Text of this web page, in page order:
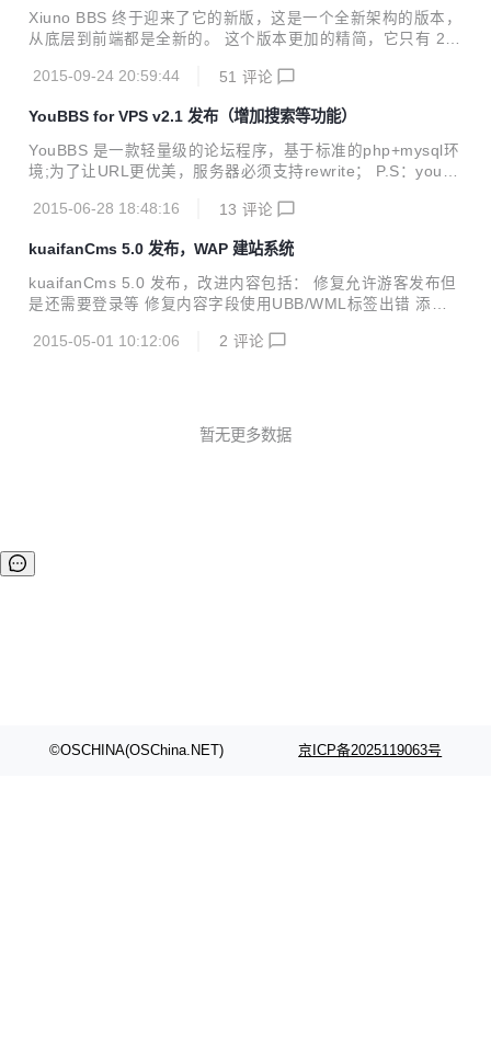
细节处理得也较好。它和之前推荐过的 Elementary OS 一
样，均是基于 Ubuntu 修改而来的，因此安全性、稳定性、兼
nux，那么梨子值得一试…… 「2...
Xiuno BBS 终于迎来了它的新版，这是一个全新架构的版本，
从底层到前端都是全新的。 这个版本更加的精简，它只有 20
级别，在有 APC、XCache 的环境下可以跑到 0.00x 秒，对
认为它就像一辆纯手工打造的法拉利，动力强劲，没有一丝赘
肉，方便部署和维护，是一个非常好的二次开发的基石。 功能
方面 探索轻论坛在移动背景下的交互模式 1. 赞。抛弃了传统
论坛的，评分，精华，高亮等内容筛选功能，引入了“赞”的机
制，帖子的好坏，用户组的升级、主题颜色等...
2015-09-24 20:59:44 51 评论
YouBBS for VPS v2.1 发布（增加搜索等功能）
YouBBS 是一款轻量级的论坛程序，基于标准的php+mysql环
境;为了让URL更优美，服务器必须支持rewrite； P.S：youB
链接信息！ YouBBS for VPS v2.1的一些改进（对比v1.04)：
4、简体转繁体功能； 5、改进搜索框样式； 6、更改URL网
址链接； 7、返回顶部TOP按钮； 8、帖子内链接格式化；
9、头部底部动态背景； 10、Font-Awesome UI； 11、页面
2015-06-28 18:48:16 13 评论
kuaifanCms 5.0 发布，WAP 建站系统
kuaifanCms 5.0 发布，改进内容包括： 修复允许游客发布但
是还需要登录等 修复内容字段使用UBB/WML标签出错 添加
以设置游客申请等 添加表情系统内容移动等 模板插件 (插件)
_v5.0_UTF8.zip (20150501) (简体UTF-8) 前面公布的2015
2015-05-01 10:12:06 2 评论
暂无更多数据
©OSCHINA(OSChina.NET) 京ICP备2025119063号